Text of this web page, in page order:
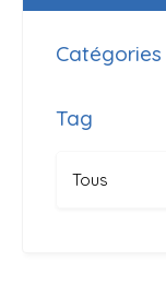
Catégories
Tag